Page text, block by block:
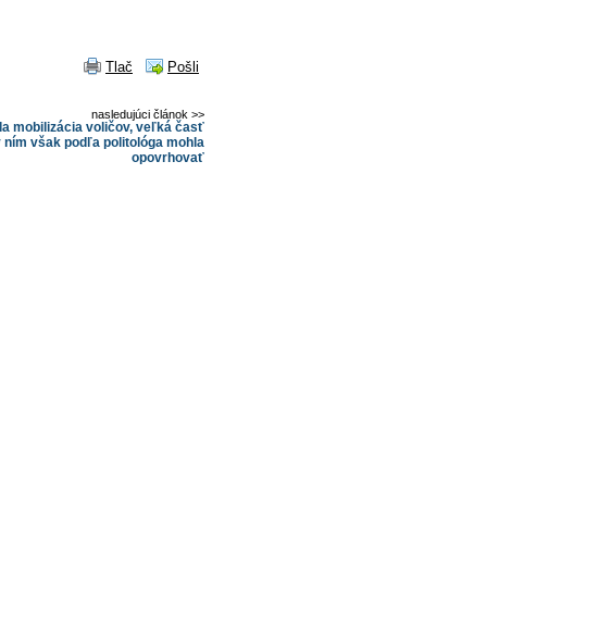
Tlač
Pošli
nasledujúci článok >>
mobilizácia voličov, veľká časť
však podľa politológa mohla
opovrhovať